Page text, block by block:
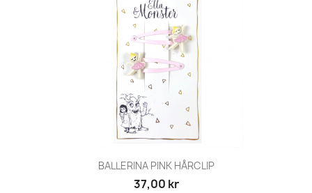
BALLERINA PINK HÅRCLIP
37,00 kr